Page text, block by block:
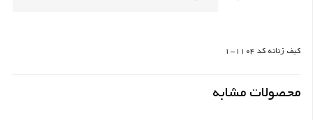
کیف زنانه کد 1104-1
محصولات مشابه